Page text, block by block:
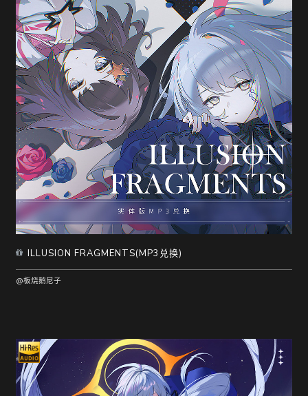
ILLUSION FRAGMENTS(MP3兑换)
@板烧鹅尼子